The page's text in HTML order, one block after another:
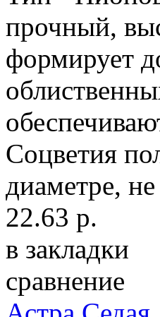
прочный,
формирует
Соцветия
диаметре,
22.63 р.
в закладки
сравнение